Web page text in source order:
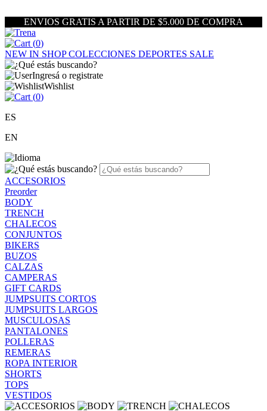
ENVIOS GRATIS A PARTIR DE $5.000 DE COMPRA
(0)
NEW IN SHOPCOLECCIONES DEPORTES SALE
Ingresá o registrate
Wishlist
(0)
ES
EN
ACCESORIOS
Preorder
BODY
TRENCH
CHALECOS
CONJUNTOS
BIKERS
BUZOS
CALZAS
CAMPERAS
GIFT CARDS
JUMPSUITS CORTOS
JUMPSUITS LARGOS
MUSCULOSAS
PANTALONES
POLLERAS
REMERAS
ROPA INTERIOR
SHORTS
TOPS
VESTIDOS